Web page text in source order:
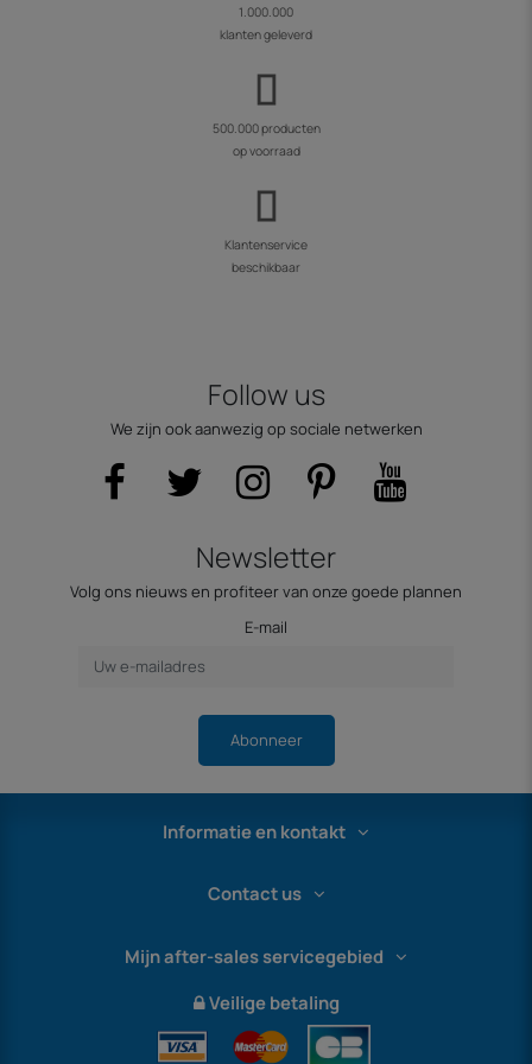
1.000.000
klanten geleverd
500.000 producten
op voorraad
Klantenservice
beschikbaar
Follow us
We zijn ook aanwezig op sociale netwerken
Newsletter
Volg ons nieuws en profiteer van onze goede plannen
E-mail
Abonneer
Informatie en kontakt
Contact us
Mijn after-sales servicegebied
Veilige betaling